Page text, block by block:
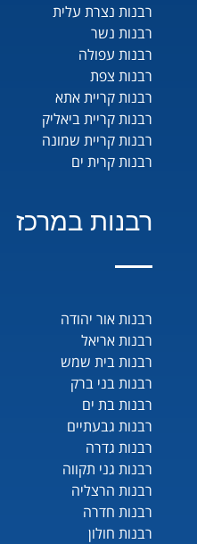
רבנות נצרת עלית
רבנות נשר
רבנות עפולה
רבנות צפת
רבנות קריית אתא
רבנות קריית ביאליק
רבנות קריית שמונה
רבנות קרית ים
רבנות במרכז
רבנות אור יהודה
רבנות אריאל
רבנות בית שמש
רבנות בני ברק
רבנות בת ים
רבנות גבעתיים
רבנות גדרה
רבנות גני תקווה
רבנות הרצליה
רבנות חדרה
רבנות חולון